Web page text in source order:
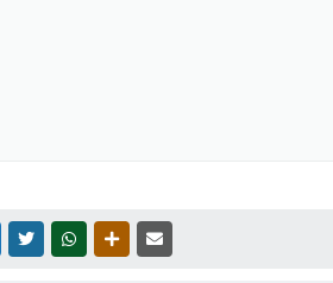
MESSENGER
TWITTERWHATSAPPOUTRAS MÍDIAS